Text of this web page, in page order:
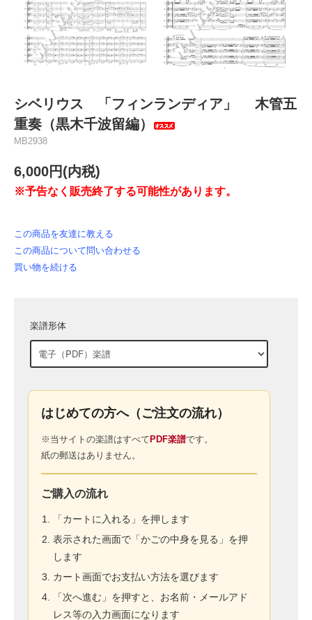
シベリウス 「フィンランディア」 木管五
重奏（黒木千波留編）
MB2938
6,000円(内税)
※予告なく販売終了する可能性があります。
この商品を友達に教える
この商品について問い合わせる
買い物を続ける
楽譜形体
はじめての方へ（ご注文の流れ）
※当サイトの楽譜はすべて PDF楽譜です。
紙の郵送はありません。
ご購入の流れ
「カートに入れる」を押します
表示された画面で「かごの中身を見る」を押
します
カート画面でお支払い方法を選びます
「次へ進む」を押すと、お名前・メールアド
レス等の入力画面になります